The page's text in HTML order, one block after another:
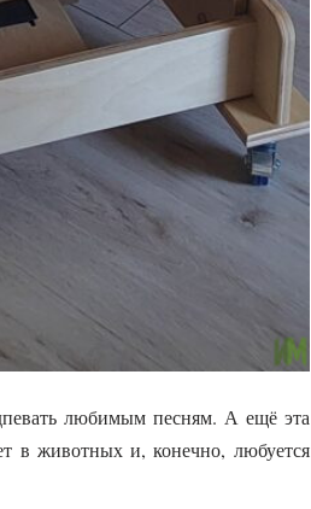
любимым песням. А ещё эта
в животных и, конечно, любуется